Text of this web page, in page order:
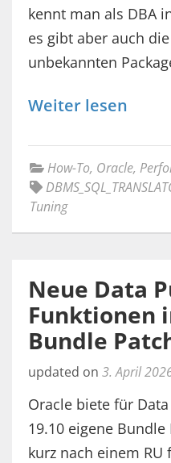
kennt man als DBA
es gibt aber auch
unbekannten
Weiter lesen
How-To, Oracle,
Tuning
Neue Data
Funktionen
Bundle
updated on 3. April
Oracle biete für
19.10 eigene
kurz nach einem